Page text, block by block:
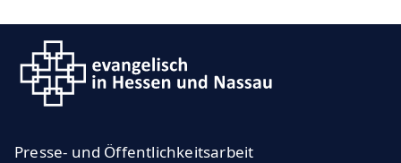
Presse- und Öffentlichkeitsarbeit